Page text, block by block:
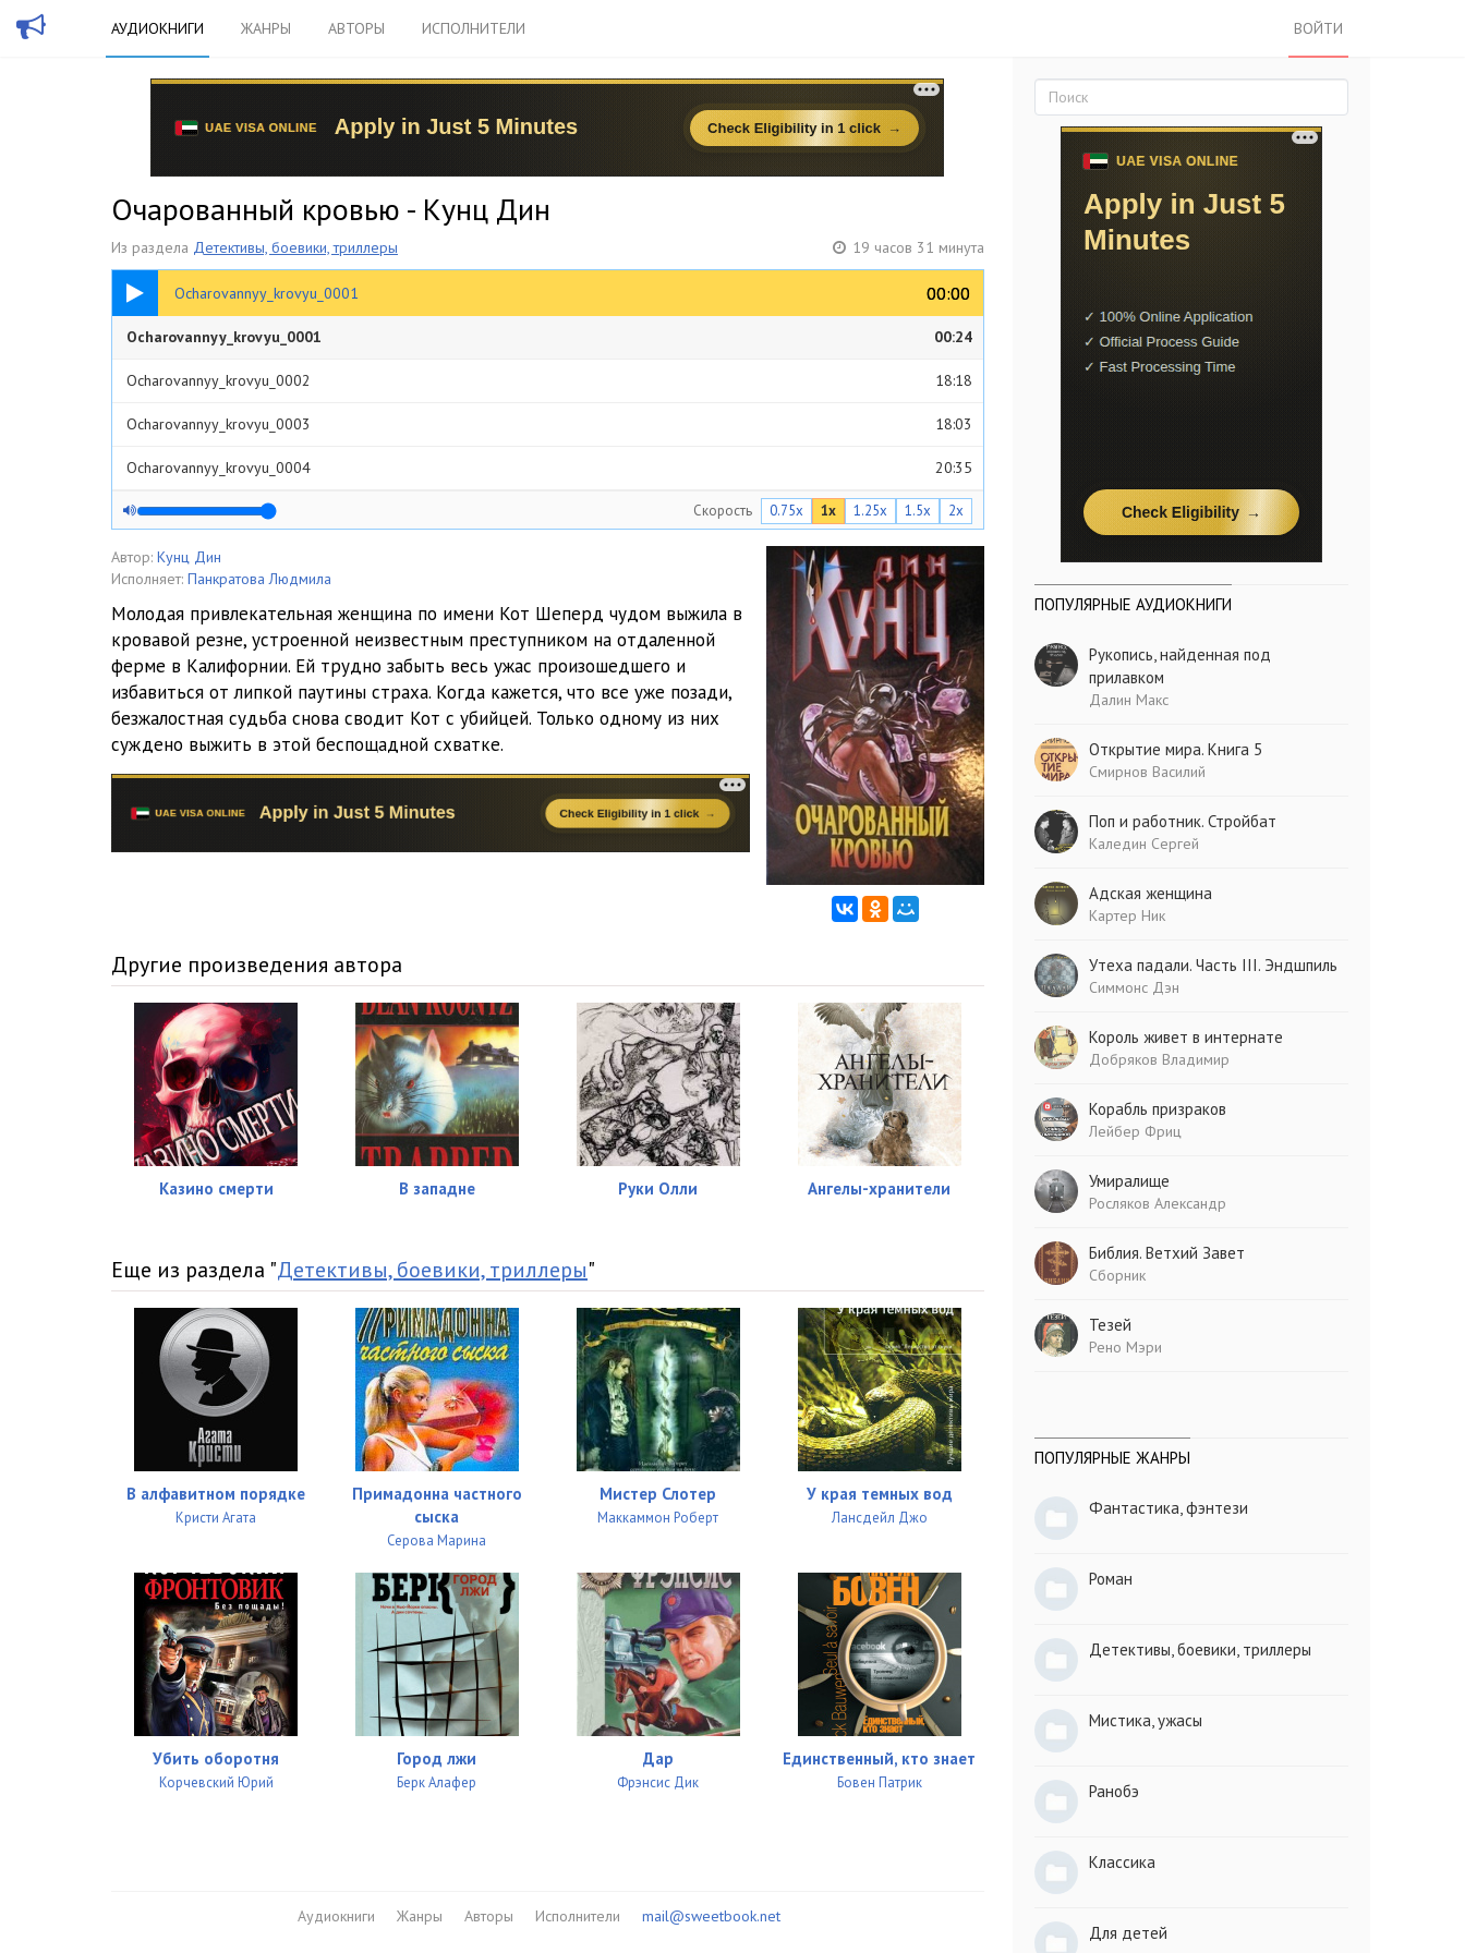
АУДИОКНИГИ ЖАНРЫ АВТОРЫ ИСПОЛНИТЕЛИ ВОЙТИ
Очарованный кровью - Кунц Дин
Из раздела Детективы, боевики, триллеры 19 часов 31 минута
Ocharovannyy_krovyu_0001 00:00
00:00
00:24
Ocharovannyy_krovyu_0001 00:24
Ocharovannyy_krovyu_0002 18:18
Ocharovannyy_krovyu_0003 18:03
Ocharovannyy_krovyu_0004 20:35
Ocharovannyy_krovyu_0005 22:12
Ocharovannyy_krovyu_0006 19:25
Ocharovannyy_krovyu_0008 18:01
Ocharovannyy_krovyu_0009 17:39
Ocharovannyy_krovyu_0010 22:56
Ocharovannyy_krovyu_0011 20:02
Ocharovannyy_krovyu_0012 20:05
09:08
Ocharovannyy_krovyu_0016 22:31
Ocharovannyy_krovyu_0017 18:35
Ocharovannyy_krovyu_0018 20:13
Ocharovannyy_krovyu_0019 25:59
Ocharovannyy_krovyu_0020 19:11
Ocharovannyy_krovyu_0023 18:46
Ocharovannyy_krovyu_0024 17:56
Ocharovannyy_krovyu_0025 19:44
Ocharovannyy_krovyu_0026 13:28
Ocharovannyy_krovyu_0027 19:15
Ocharovannyy_krovyu_0028
Ocharovannyy_krovyu_0030 20:25
Ocharovannyy_krovyu_0031 18:47
Ocharovannyy_krovyu_0032 24:10
Ocharovannyy_krovyu_0033 20:29
Ocharovannyy_krovyu_0034
Ocharovannyy_krovyu_0037
Скорость 0.75x 1x 1.25x 1.5x 2x
Автор: Кунц Дин
Исполняет: Панкратова Людмила
Молодая привлекательная женщина по имени Кот Шеперд чудом выжила в
кровавой резне, устроенной неизвестным преступником на отдаленной
ферме в Калифорнии. Ей трудно забыть весь ужас произошедшего и
избавиться от липкой паутины страха. Когда кажется, что все уже позади,
безжалостная судьба снова сводит Кот с убийцей. Только одному из них
суждено выжить в этой беспощадной схватке.
Другие произведения автора
Казино смерти В западне Руки Олли Ангелы-хранители
Еще из раздела "Детективы, боевики, триллеры"
В алфавитном порядке
Кристи Агата
Примадонна частного
сыска
Серова Марина
Мистер Слотер
Маккаммон Роберт
У края темных вод
Лансдейл Джо
Убить оборотня
Корчевский Юрий
Город лжи
Берк Алафер
Дар
Фрэнсис Дик
Единственный, кто знает
Бовен Патрик
Аудиокниги Жанры Авторы Исполнители mail@sweetbook.net
ПОПУЛЯРНЫЕ АУДИОКНИГИ
Рукопись, найденная под
прилавком
Далин Макс
Открытие мира. Книга 5
Смирнов Василий
Поп и работник. Стройбат
Каледин Сергей
Адская женщина
Картер Ник
Утеха падали. Часть III. Эндшпиль
Симмонс Дэн
Король живет в интернате
Добряков Владимир
Корабль призраков
Лейбер Фриц
Умиралище
Росляков Александр
Библия. Ветхий Завет
Сборник
Тезей
Рено Мэри
ПОПУЛЯРНЫЕ ЖАНРЫ
Фантастика, фэнтези
Роман
Детективы, боевики, триллеры
Мистика, ужасы
Ранобэ
Классика
Для детей